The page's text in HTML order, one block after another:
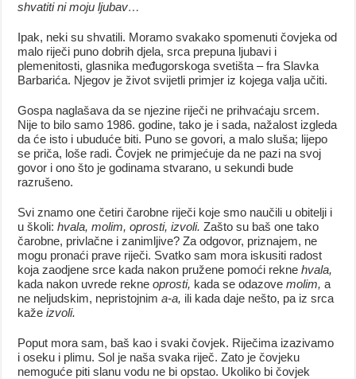
shvatiti ni moju ljubav…
Ipak, neki su shvatili. Moramo svakako spomenuti čovjeka od
malo riječi puno dobrih djela, srca prepuna ljubavi i
plemenitosti, glasnika međugorskoga svetišta – fra Slavka
Barbarića. Njegov je život svijetli primjer iz kojega valja učiti.
Gospa naglašava da se njezine riječi ne prihvaćaju srcem.
Nije to bilo samo 1986. godine, tako je i sada, nažalost izgleda
da će isto i ubuduće biti. Puno se govori, a malo sluša; lijepo
se priča, loše radi. Čovjek ne primjećuje da ne pazi na svoj
govor i ono što je godinama stvarano, u sekundi bude
razrušeno.
Svi znamo one četiri čarobne riječi koje smo naučili u obitelji i
u školi:hvala, molim, oprosti, izvoli.Zašto su baš one tako
čarobne, privlačne i zanimljive? Za odgovor, priznajem, ne
mogu pronaći prave riječi. Svatko sam mora iskusiti radost
koja zaodjene srce kada nakon pružene pomoći reknehvala,
kada nakon uvrede rekneoprosti, kada se odazovemolim,a
ne neljudskim, nepristojnima-a, ili kada daje nešto, pa iz srca
kažeizvoli.
Poput mora sam, baš kao i svaki čovjek. Riječima izazivamo
i oseku i plimu. Sol je naša svaka riječ. Zato je čovjeku
nemoguće piti slanu vodu ne bi opstao. Ukoliko bi čovjek